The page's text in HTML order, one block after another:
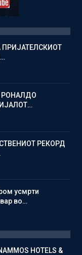
РОНАЛДО
РЕКОРД
усмрти
во…
HOTELS &